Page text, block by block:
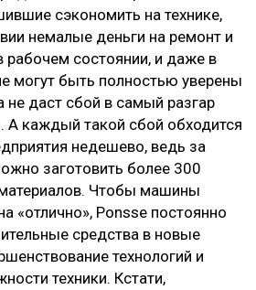
сэкономить на технике,
немалые деньги на ремонт и
рабочем состоянии, и даже в
могут быть полностью уверены
не даст сбой в самый разгар
А каждый такой сбой обходится
недешево, ведь за
заготовить более 300
Чтобы машины
«отлично», Ponsse постоянно
средства в новые
технологий и
техники. Кстати,